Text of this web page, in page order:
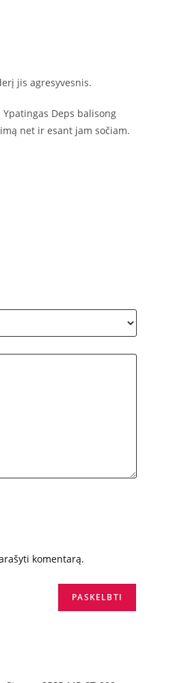
jis agresyvesnis.
Deps balisong
net ir esant jam sočiam.
komentarą.